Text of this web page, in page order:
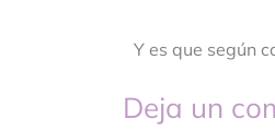
Y es que según
Deja un